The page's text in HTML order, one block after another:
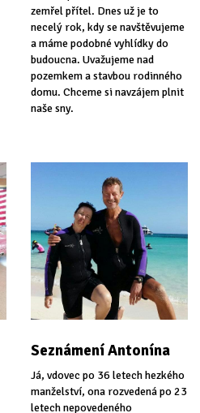
zemřel přítel. Dnes už je to
necelý rok, kdy se navštěvujeme
a máme podobné vyhlídky do
budoucna. Uvažujeme nad
pozemkem a stavbou rodinného
domu. Chceme si navzájem plnit
naše sny.
Seznámení Antonína
Já, vdovec po 36 letech hezkého
manželství, ona rozvedená po 23
letech nepovedeného